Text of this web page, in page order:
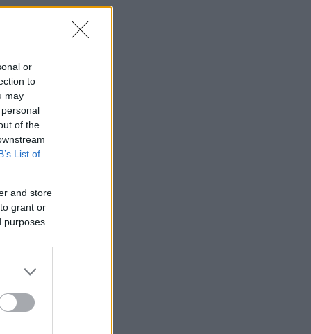
or
to
may
of the
List of
and store
grant or
purposes